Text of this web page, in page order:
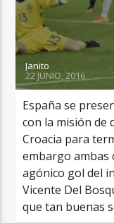
Janito
22 JUNIO, 2016
España se
con la misión de
Croacia para
embargo ambas
agónico gol del
Vicente Del
que tan buenas